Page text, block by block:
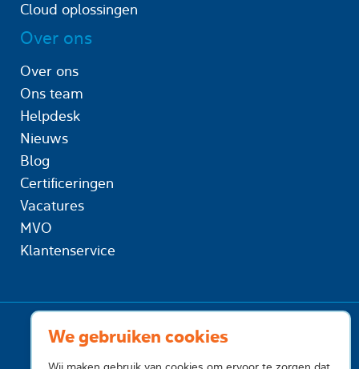
We gebruiken cookies
Cloud oplossingen
Over ons
Over ons
Ons team
Helpdesk
Nieuws
Blog
Certificeringen
Vacatures
MVO
Klantenservice